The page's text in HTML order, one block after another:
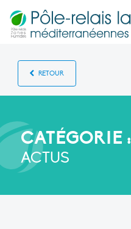
RETOUR
CATÉGORIE :
ACTUS